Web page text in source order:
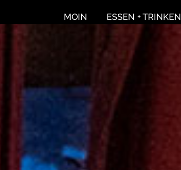
MOIN ESSEN + TRINKEN